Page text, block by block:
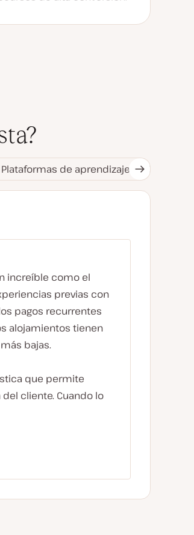
Plataformas de aprendizaje / Siguiente
pestaña
increíble como el
previas con
pagos recurrentes
alojamientos tienen
bajas.
que permite
cliente. Cuando lo